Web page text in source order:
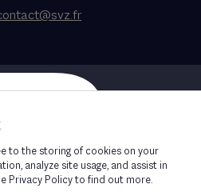
by Bonhomme
to the storing of cookies on your
analyze site usage, and assist in
Privacy Policy to find out more.